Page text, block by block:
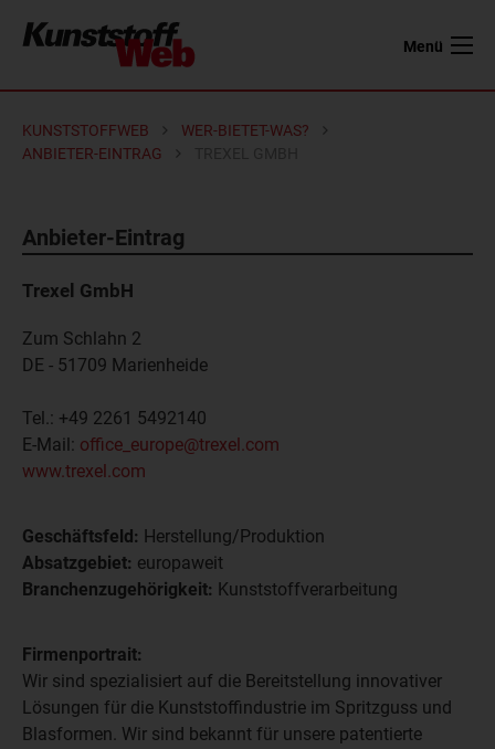
Menü
KUNSTSTOFFWEB
WER-BIETET-WAS?
ANBIETER-EINTRAG
Anbieter-Eintrag
Trexel GmbH
Zum Schlahn 2
DE - 51709 Marienheide
Tel.: +49 2261 5492140
E-Mail: office_europe@trexel.com
www.trexel.com
Geschäftsfeld: Herstellung/Produktion
Absatzgebiet: europaweit
Branchenzugehörigkeit: Kunststoffverarbeitung
Firmenportrait:
Wir sind spezialisiert auf die Bereitstellung innovativer
Lösungen für die Kunststoffindustrie im Spritzguss und
Blasformen. Wir sind bekannt für unsere patentierte